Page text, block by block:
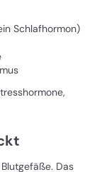
Schlafhormon)
Das